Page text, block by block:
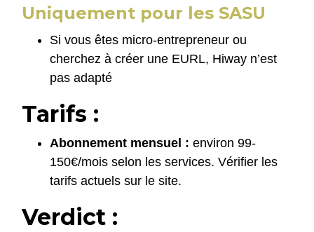
Uniquement pour les SASU
Si vous êtes micro-entrepreneur ou
cherchez à créer une EURL, Hiway n’est
pas adapté
Tarifs :
Abonnement mensuel : environ 99-
150€/mois selon les services. Vérifier les
tarifs actuels sur le site.
Verdict :